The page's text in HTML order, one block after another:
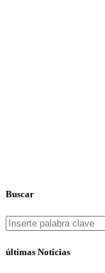
Buscar
últimas Noticias